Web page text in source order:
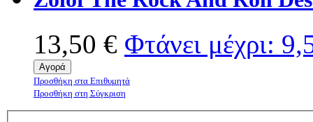
13,50 € Φτάνει μέχρι:
Αγορά
Προσθήκη στα Επιθυμητά
Προσθήκη στη Σύγκριση